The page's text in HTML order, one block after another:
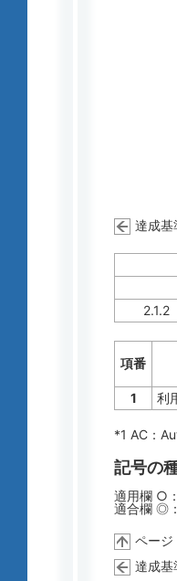
達成基
2.1.2
項番
1 利
*1 AC：
記号の
適用欄 ○
適合欄 ◎
ページ
達成基